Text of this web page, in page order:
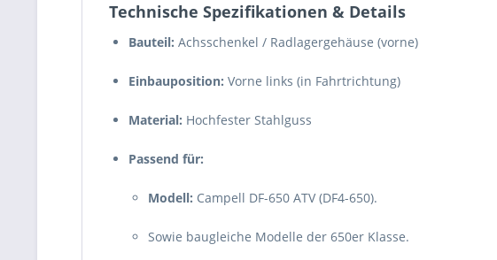
Technische Spezifikationen & Details
Bauteil: Achsschenkel / Radlagergehäuse (vorne)
Einbauposition: Vorne links (in Fahrtrichtung)
Material: Hochfester Stahlguss
Passend für:
Modell: Campell DF-650 ATV (DF4-650).
Sowie baugleiche Modelle der 650er Klasse.